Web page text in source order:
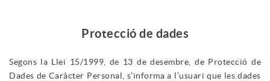
Protecció de dades
Segons la Llei 15/1999, de 13 de desembre, de Protecció de
Dades de Caràcter Personal, s’informa a l’usuari que les dades